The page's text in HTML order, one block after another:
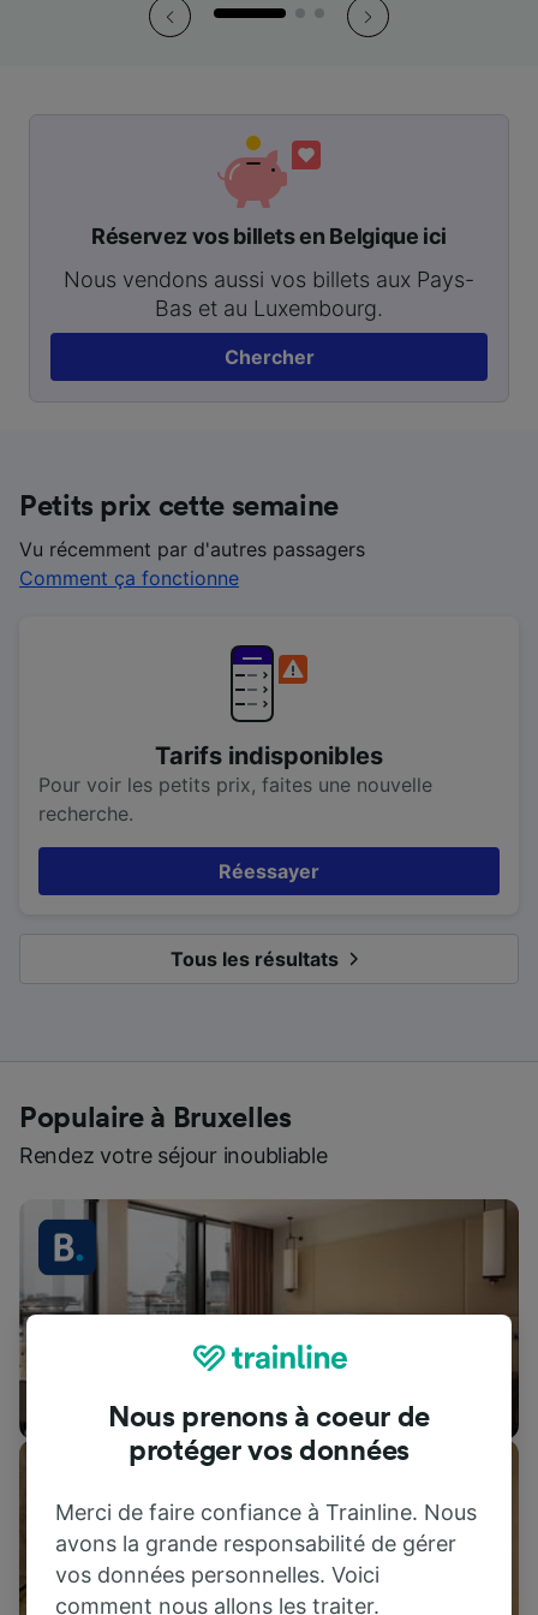
Réservez vos billets en Belgique ici
Nous vendons aussi vos billets aux Pays-
Bas et au Luxembourg.
Chercher
Petits prix cette semaine
Vu récemment par d'autres passagers
Comment ça fonctionne
Tarifs indisponibles
Pour voir les petits prix, faites une nouvelle
recherche.
Réessayer
Tous les résultats
Populaire à Bruxelles
Rendez votre séjour inoubliable
Hébergements
Nous prenons à coeur de
protéger vos données
Merci de faire confiance à Trainline. Nous
avons la grande responsabilité de gérer
vos données personnelles. Voici
comment nous allons les traiter.